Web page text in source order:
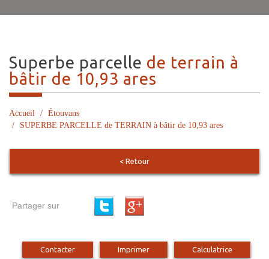
superbe parcelle de terrain à
bâtir de 10,93 ares
Accueil
Étouvans
SUPERBE PARCELLE de TERRAIN à bâtir de 10,93 ares
< Retour
Partager sur
Contacter Imprimer Calculatrice